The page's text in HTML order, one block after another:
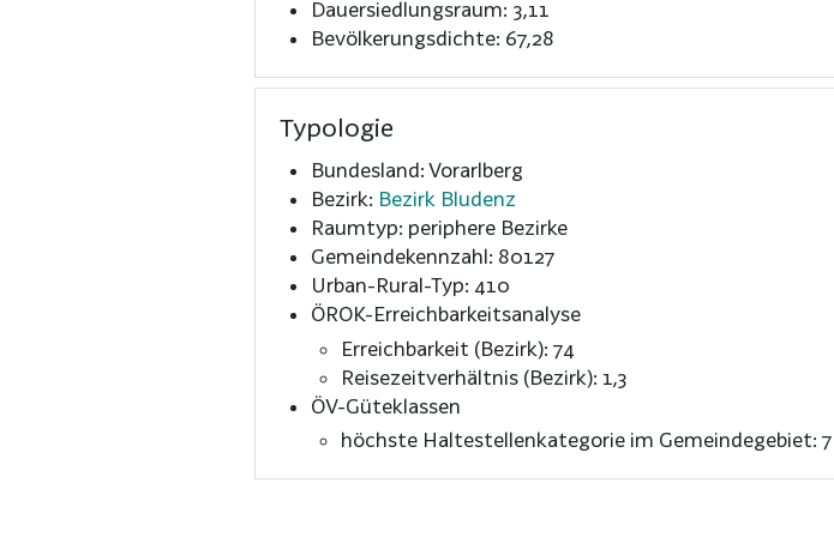
Dauersiedlungsraum: 3,11
Bevölkerungsdichte: 67,28
Typologie
Bundesland: Vorarlberg
Bezirk: Bezirk Bludenz
Raumtyp: periphere Bezirke
Gemeindekennzahl: 80127
Urban-Rural-Typ: 410
ÖROK-Erreichbarkeitsanalyse
Erreichbarkeit (Bezirk): 74
Reisezeitverhältnis (Bezirk): 1,3
ÖV-Güteklassen
höchste Haltestellenkategorie im Gemeindegebiet: 7